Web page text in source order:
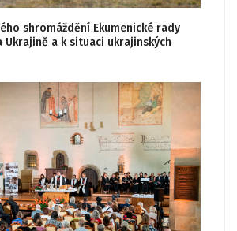
shromáždění Ekumenické rady
Ukrajině a k situaci ukrajinských